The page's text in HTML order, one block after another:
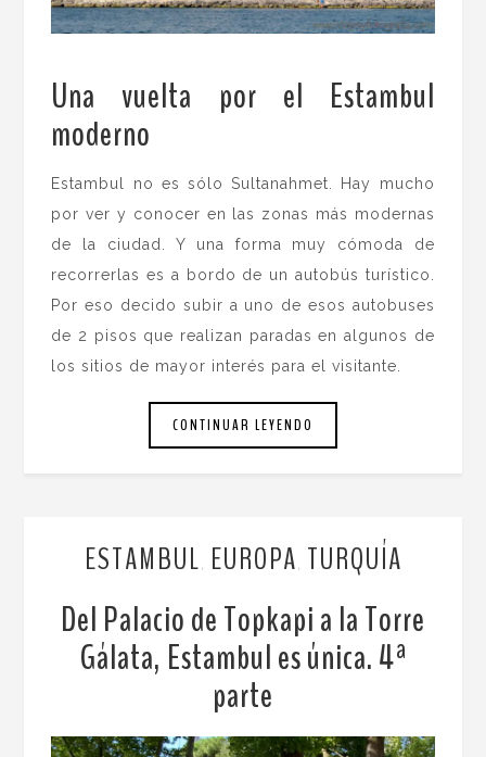
Una vuelta por el Estambul
moderno
Estambul no es sólo Sultanahmet. Hay mucho
por ver y conocer en las zonas más modernas
de la ciudad. Y una forma muy cómoda de
recorrerlas es a bordo de un autobús turístico.
Por eso decido subir a uno de esos autobuses
de 2 pisos que realizan paradas en algunos de
los sitios de mayor interés para el visitante.
CONTINUAR LEYENDO
ESTAMBUL, EUROPA, TURQUÍA
Del Palacio de Topkapi a la Torre
Gálata, Estambul es única. 4ª
parte